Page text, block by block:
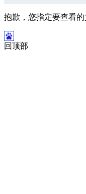
抱歉，您指定要查看
回顶部